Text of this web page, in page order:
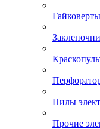
Гайковерты
Пилы
Прочие